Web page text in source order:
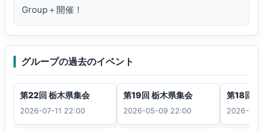
Group＋開催！
グループの過去のイベント
第22回 栃木県集会
2026-07-11 22:00
第19回 栃木県集会
2026-05-09 22:00
第18回
2026-04-